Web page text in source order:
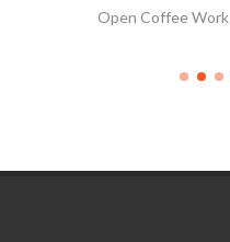
Open Coffee Work